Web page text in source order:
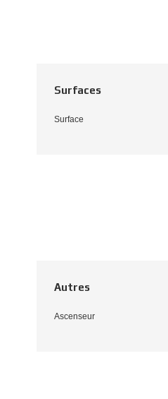
Surfaces
Surface
Autres
Ascenseur